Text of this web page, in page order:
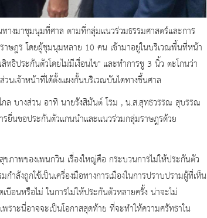
งมาชุมนุมที่ศาล ตามที่กลุ่มแนวร่วมธรรมศาสตร์และการ
ษฎร โดยผู้ชุมนุมหลาย 10 คน เข้ามาอยู่ในบริเวณพื้นที่หน้า
ธิประกันตัวโดยไม่มีเงื่อนไข" และทำการชู 3 นิ้ว ตะโกนว่า
เจ้าหน้าที่ได้ตั้งแผงกั้นบริเวณบันไดทางขึ้นศาล
ล บางส่วน อาทิ นายรังสิมันต์ โรม , น.ส.สุทธวรรณ สุบรรณ
ยื่นขอประกันตัวแกนนำและแนวร่วมกลุ่มราษฎรด้วย
ภาพของเพนกวิน เรื่องใหญ่คือ กระบวนการไม่ให้ประกันตัว
ำลังถูกใช้เป็นเครื่องมือทางการเมืองในการปราบปรามผู้ที่เห็น
อนหรือไม่ ในการไม่ให้ประกันตัวหลายครั้ง น่าจะไม่
าะนี่อาจจะเป็นโอกาสสุดท้าย ที่จะทำให้ความศรัทธาใน